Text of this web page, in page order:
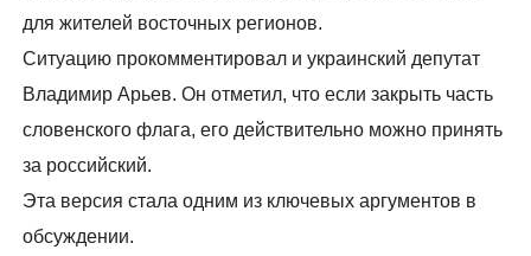
для жителей восточных регионов.
Ситуацию прокомментировал и украинский депутат
Владимир Арьев. Он отметил, что если закрыть часть
словенского флага, его действительно можно принять
за российский.
Эта версия стала одним из ключевых аргументов в
обсуждении.